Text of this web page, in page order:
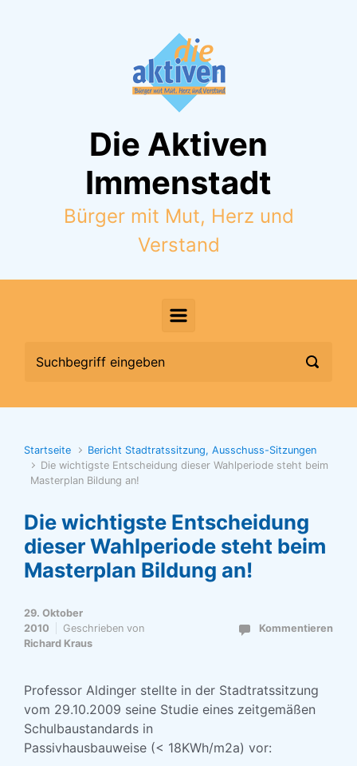
Die Aktiven
Immenstadt
Bürger mit Mut, Herz und
Verstand
Startseite
Bericht Stadtratssitzung, Ausschuss-Sitzungen
Die wichtigste Entscheidung dieser Wahlperiode steht beim
Masterplan Bildung an!
Die wichtigste Entscheidung
dieser Wahlperiode steht beim
Masterplan Bildung an!
29. Oktober
2010
Geschrieben von
Richard Kraus
Kommentieren
Professor Aldinger stellte in der Stadtratssitzung
vom 29.10.2009 seine Studie eines zeitgemäßen
Schulbaustandards in
Passivhausbauweise (< 18KWh/m2a) vor: